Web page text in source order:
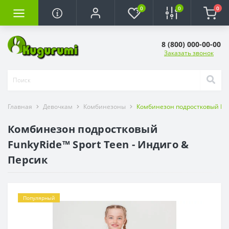
0 0 0
8 (800) 000-00-00
Заказать звонок
Главная Девочкам Комбинезоны Комбинезон подростковый
Комбинезон подростковый
FunkyRide™ Sport Teen - Индиго &
Персик
Популярный